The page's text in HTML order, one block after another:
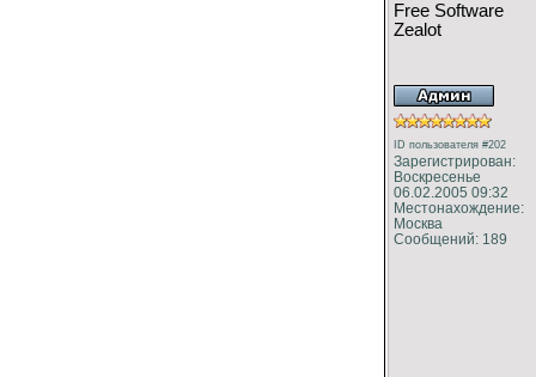
Free Software
Zealot
ID пользователя #202
Зарегистрирован:
Воскресенье
06.02.2005 09:32
Местонахождение:
Москва
Сообщений: 189